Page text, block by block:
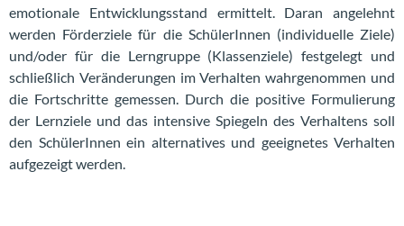
emotionale Entwicklungsstand ermittelt. Daran angelehnt
werden Förderziele für die SchülerInnen (individuelle Ziele)
und/oder für die Lerngruppe (Klassenziele) festgelegt und
schließlich Veränderungen im Verhalten wahrgenommen und
die Fortschritte gemessen. Durch die positive Formulierung
der Lernziele und das intensive Spiegeln des Verhaltens soll
den SchülerInnen ein alternatives und geeignetes Verhalten
aufgezeigt werden.